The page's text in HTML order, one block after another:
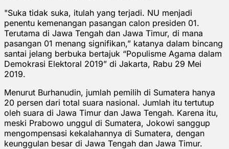
"Suka tidak suka, itulah yang terjadi. NU menjadi
penentu kemenangan pasangan calon presiden 01.
Terutama di Jawa Tengah dan Jawa Timur, di mana
pasangan 01 menang signifikan,” katanya dalam bincang
santai jelang berbuka bertajuk “Populisme Agama dalam
Demokrasi Elektoral 2019” di Jakarta, Rabu 29 Mei
2019.
Menurut Burhanudin, jumlah pemilih di Sumatera hanya
20 persen dari total suara nasional. Jumlah itu tertutup
oleh suara di Jawa Timur dan Jawa Tengah. Karena itu,
meski Prabowo unggul di Sumatera, Jokowi sanggup
mengompensasi kekalahannya di Sumatera, dengan
keunggulan besar di Jawa Tengah dan Jawa Timur.